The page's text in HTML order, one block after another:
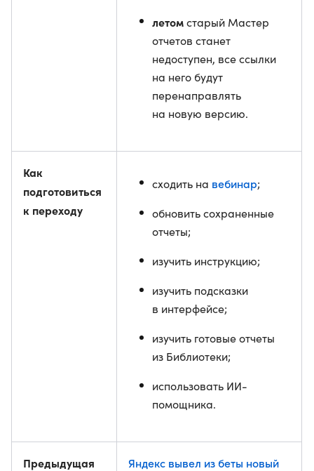
летомстарый Мастер
отчетов станет
недоступен, все ссылки
на него будут
перенаправлять
на новую версию.
Как
подготовиться
к переходу
сходить на вебинар;
обновить сохраненные
отчеты;
изучить инструкцию;
изучить подсказки
в интерфейсе;
изучить готовые отчеты
из Библиотеки;
использовать ИИ-
помощника.
Предыдущая
Яндекс вывел из беты новый